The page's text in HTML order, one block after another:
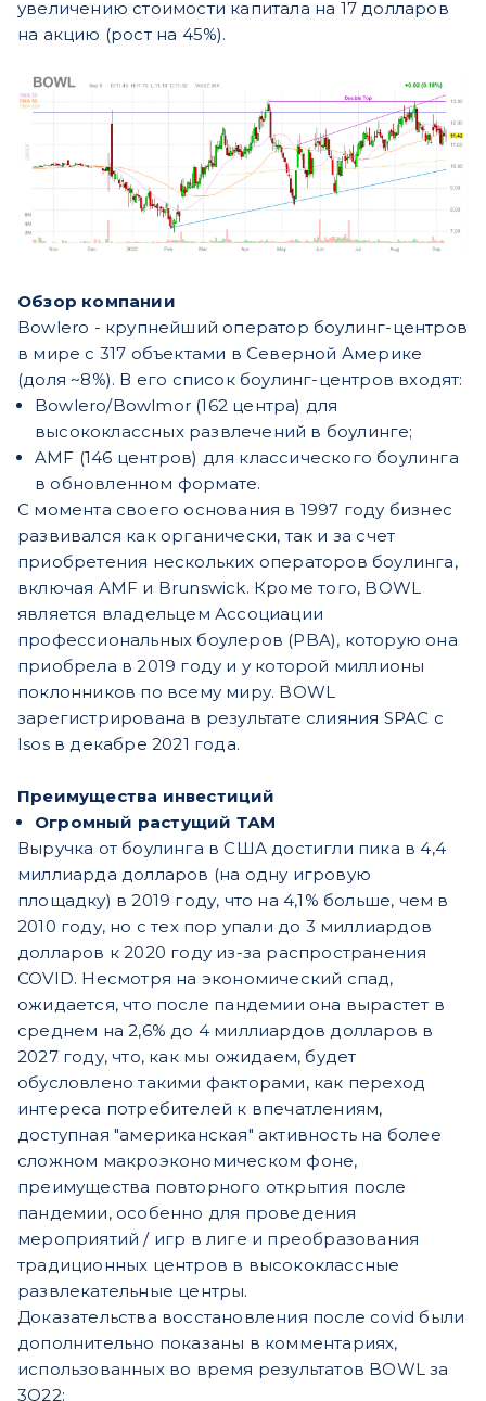
увеличению стоимости капитала на 17 долларов
на акцию (рост на 45%).
Обзор компании
Bowlero - крупнейший оператор боулинг-центров
в мире с 317 объектами в Северной Америке
(доля ~8%). В его список боулинг-центров входят:
Bowlero/Bowlmor (162 центра) для
высококлассных развлечений в боулинге;
AMF (146 центров) для классического боулинга
в обновленном формате.
С момента своего основания в 1997 году бизнес
развивался как органически, так и за счет
приобретения нескольких операторов боулинга,
включая AMF и Brunswick. Кроме того, BOWL
является владельцем Ассоциации
профессиональных боулеров (PBA), которую она
приобрела в 2019 году и у которой миллионы
поклонников по всему миру. BOWL
зарегистрирована в результате слияния SPAC с
Isos в декабре 2021 года.
Преимущества инвестиций
Огромный растущий ТАМ
Выручка от боулинга в США достигли пика в 4,4
миллиарда долларов (на одну игровую
площадку) в 2019 году, что на 4,1% больше, чем в
2010 году, но с тех пор упали до 3 миллиардов
долларов к 2020 году из-за распространения
COVID. Несмотря на экономический спад,
ожидается, что после пандемии она вырастет в
среднем на 2,6% до 4 миллиардов долларов в
2027 году, что, как мы ожидаем, будет
обусловлено такими факторами, как переход
интереса потребителей к впечатлениям,
доступная "американская" активность на более
сложном макроэкономическом фоне,
преимущества повторного открытия после
пандемии, особенно для проведения
мероприятий / игр в лиге и преобразования
традиционных центров в высококлассные
развлекательные центры.
Доказательства восстановления после covid были
дополнительно показаны в комментариях,
использованных во время результатов BOWL за
3Q22: